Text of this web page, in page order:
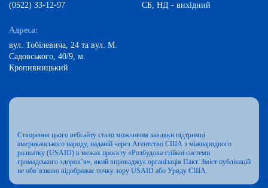
(0522) 33-12-97
СБ, НД - вихідний
Адреса:
вул. Тобілевича, 24 та вул. М.
Садовського, 40/9, м.
Кропивницький
Створення цього вебсайту стало можливим завдяки підтримці
американського народу, наданій через Агентство США з міжнародного
розвитку (USAID) в межах проєкту «Розбудова стійкої системи
громадського здоров’я», який впроваджує організація Пакт. Зміст публікацій
не обв’язково відображає точку зору USAID або Уряду США.